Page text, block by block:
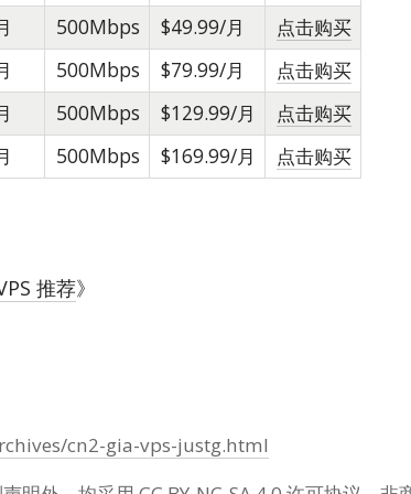
500Mbps $49.99/月
点击购买
500Mbps $79.99/月
点击购买
500Mbps $129.99/月
点击购买
500Mbps $169.99/月 点击购买
推荐》
cn2-gia-vps-justg.html